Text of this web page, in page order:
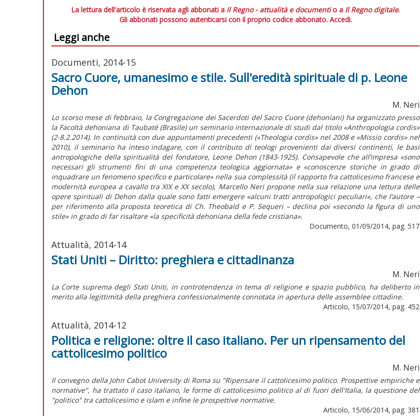
La lettura dell'articolo è riservata agli abbonati a Il Regno - attualità e documentio a Il Regno digitale.
Gli abbonati possono autenticarsi con il proprio codice abbonato. Accedi.
Leggi anche
Documenti, 2014-15
Sacro Cuore, umanesimo e stile. Sull'eredità spirituale di p. Leone
Dehon
M. Neri
Lo scorso mese di febbraio, la Congregazione dei Sacerdoti del Sacro Cuore (dehoniani) ha organizzato presso
la Facoltà dehoniana di Taubaté (Brasile) un seminario internazionale di studi dal titolo «Anthropologia cordis»
(2-8.2.2014). In continuità con due appuntamenti precedenti («Theologia cordis» nel 2008 e «Missio cordis» nel
2010), il seminario ha inteso indagare, con il contributo di teologi provenienti dai diversi continenti, le basi
antropologiche della spiritualità del fondatore, Leone Dehon (1843-1925). Consapevole che all’impresa «sono
necessari gli strumenti fini di una competenza teologica aggiornata» e «conoscenze storiche in grado di
inquadrare un fenomeno specifico e particolare» nella sua complessità (il rapporto fra cattolicesimo francese e
modernità europea a cavallo tra XIX e XX secolo), Marcello Neri propone nella sua relazione una lettura delle
opere spirituali di Dehon dalla quale sono fatti emergere «alcuni tratti antropologici peculiari», che l’autore –
per riferimento alla proposta teoretica di Ch. Theobald e P. Sequeri – declina poi «secondo la figura di uno
stile» in grado di far risaltare «la specificità dehoniana della fede cristiana».
Documento, 01/09/2014, pag. 517
Attualità, 2014-14
Stati Uniti – Diritto: preghiera e cittadinanza
M. Neri
La Corte suprema degli Stati Uniti, in controtendenza in tema di religione e spazio pubblico, ha deliberto in
merito alla legittimità della preghiera confessionalmente connotata in apertura delle assemblee cittadine.
Articolo, 15/07/2014, pag. 452
Attualità, 2014-12
Politica e religione: oltre il caso italiano. Per un ripensamento del
cattolicesimo politico
M. Neri
Il convegno della John Cabot University di Roma su "Ripensare il cattolicesimo politico. Prospettive empiriche e
normative", ha trattato il caso italiano, le forme di cattolicesimo politico al di fuori dell'Italia, la questione del
"politico" tra cattolicesimo e islam e infine le prospettive normative.
Articolo, 15/06/2014, pag. 381